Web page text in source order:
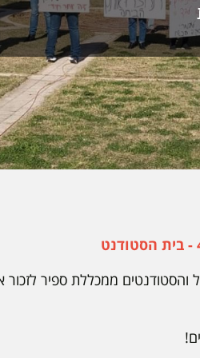
ממכללת ספיר לזכור